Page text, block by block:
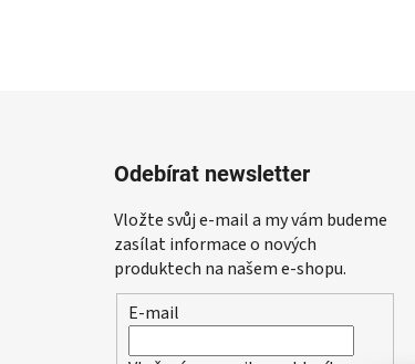
Odebírat newsletter
Vložte svůj e-mail a my vám budeme
zasílat informace o nových
produktech na našem e-shopu.
E-mail